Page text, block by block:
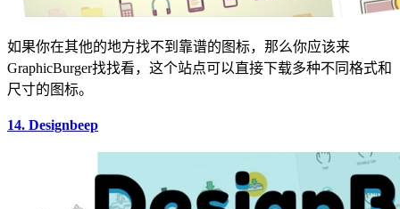
如果你在其他的地方找不到靠谱的图标，那么你应该来
GraphicBurger找找看，这个站点可以直接下载多种不同格式和
尺寸的图标。
14. Designbeep